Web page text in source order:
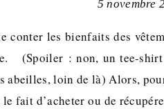
5 novembre
conter les bienfaits des
(Spoiler : non, un tee-
abeilles, loin de là) Alors,
le fait d’acheter ou de